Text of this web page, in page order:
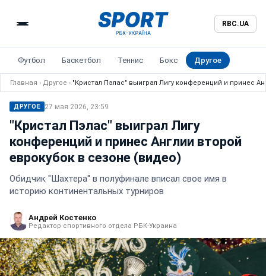
RBC.UA
Футбол Баскетбол Теннис Бокс Другое
Главная › Другое › "Кристал Пэлас" выиграл Лигу конференций и принес
ДРУГОЕ 27 мая 2026, 23:59
"Кристал Пэлас" выиграл Лигу
конференций и принес Англии второй
еврокубок в сезоне (видео)
Обидчик "Шахтера" в полуфинале вписал свое имя в
историю континентальных турниров
Андрей Костенко
Редактор спортивного отдела РБК-Украина